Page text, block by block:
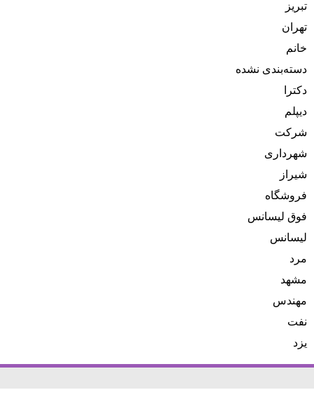
تبریز
تهران
خانم
دسته‌بندی نشده
دکترا
دیپلم
شرکت
شهرداری
شیراز
فروشگاه
فوق لیسانس
لیسانس
مرد
مشهد
مهندس
نفت
یزد